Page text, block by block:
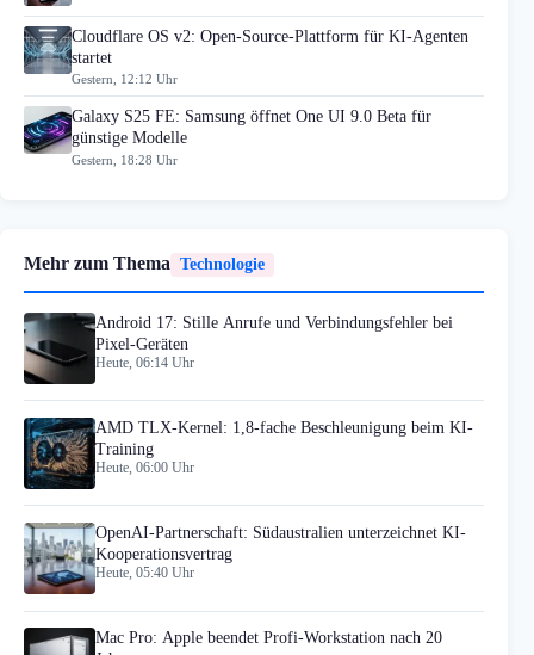
Cloudflare OS v2: Open-Source-Plattform für KI-Agenten
startet
Gestern, 12:12 Uhr
Galaxy S25 FE: Samsung öffnet One UI 9.0 Beta für
günstige Modelle
Gestern, 18:28 Uhr
Mehr zum Thema Technologie
Android 17: Stille Anrufe und Verbindungsfehler bei
Pixel-Geräten
Heute, 06:14 Uhr
AMD TLX-Kernel: 1,8-fache Beschleunigung beim KI-
Training
Heute, 06:00 Uhr
OpenAI-Partnerschaft: Südaustralien unterzeichnet KI-
Kooperationsvertrag
Heute, 05:40 Uhr
Mac Pro: Apple beendet Profi-Workstation nach 20